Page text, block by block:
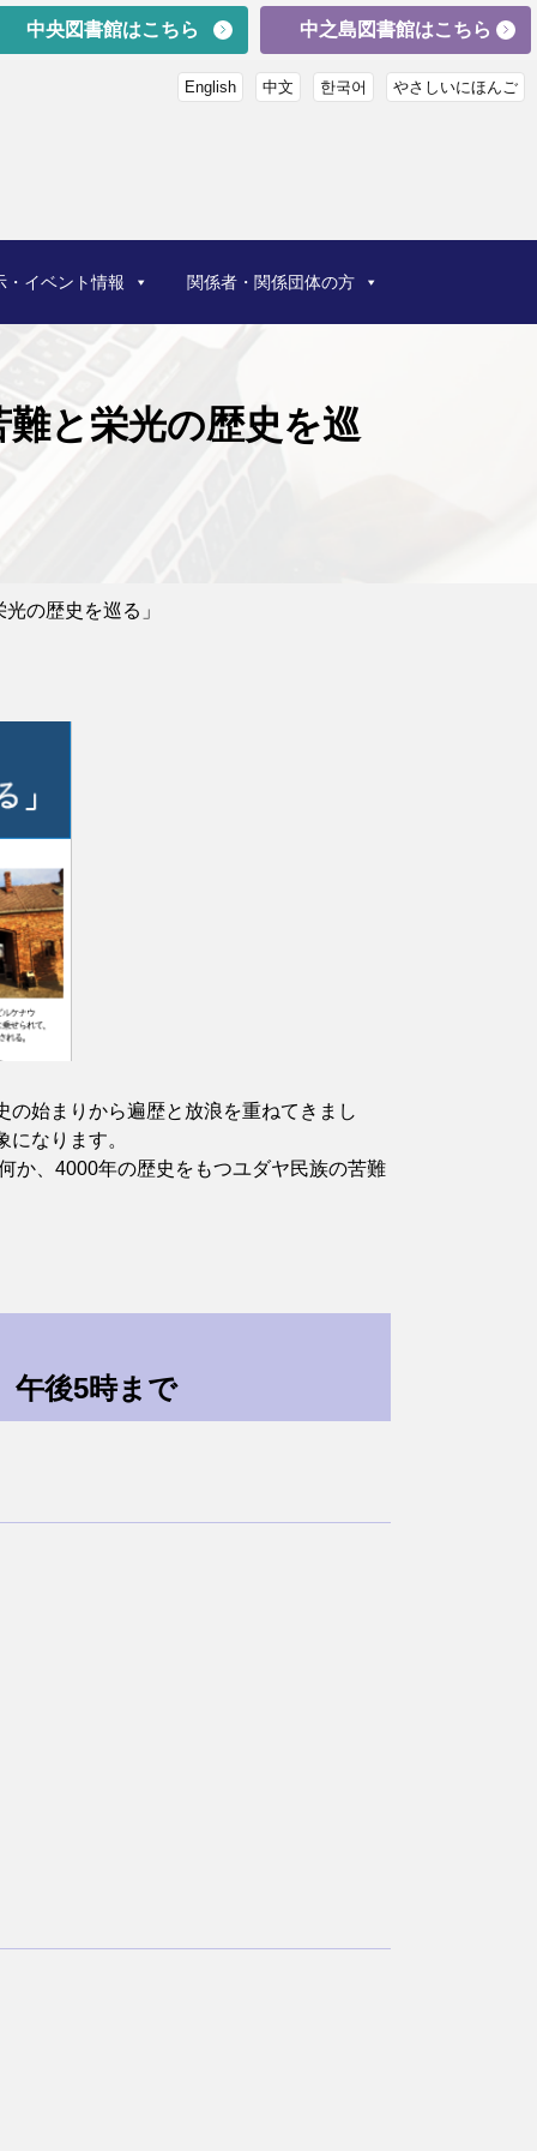
English 中文 한국어 やさしいにほんご
・イベント情報 関係者・関係団体の方
中央図書館はこちら 中之島図書館はこちら
難と栄光の歴史を巡
の歴史を巡る」
始まりから遍歴と放浪を重ねてきまし
なります。
か、4000年の歴史をもつユダヤ民族の苦難
午後5時まで